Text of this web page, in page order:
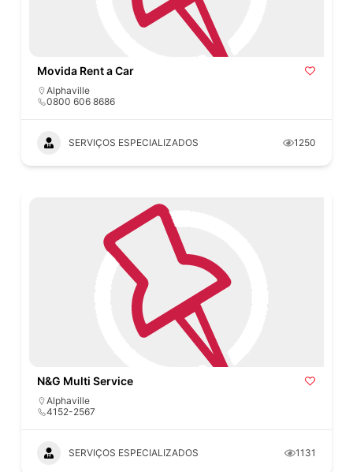
Movida Rent a Car
Alphaville
0800 606 8686
SERVIÇOS ESPECIALIZADOS 1250
N&G Multi Service
Alphaville
4152-2567
SERVIÇOS ESPECIALIZADOS 1131